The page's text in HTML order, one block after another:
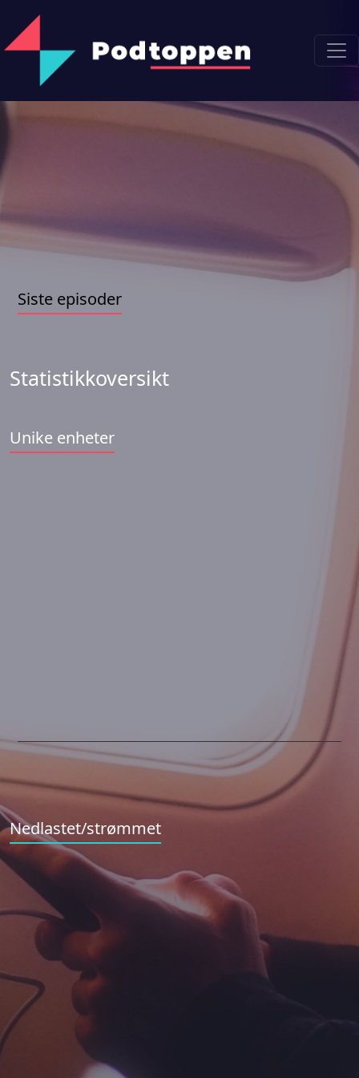
Siste episoder
Statistikkoversikt
Unike enheter
Nedlastet/strømmet